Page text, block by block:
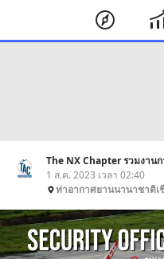
The NX Chapter รวมงาน
1 ส.ค. 2023 เวลา 02:40
ท่าอากาศยานนานาชาติเ